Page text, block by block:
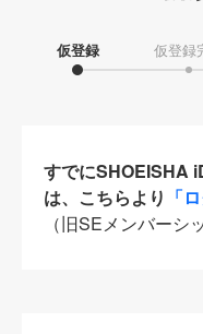
仮登録 仮登録
すでにSHOEISHA
は、こちらより 「
（旧SEメンバーシ